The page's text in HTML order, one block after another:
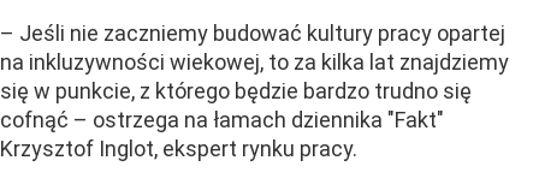
– Jeśli nie zaczniemy budować kultury pracy opartej
na inkluzywności wiekowej, to za kilka lat znajdziemy
się w punkcie, z którego będzie bardzo trudno się
cofnąć – ostrzega na łamach dziennika "Fakt"
Krzysztof Inglot, ekspert rynku pracy.